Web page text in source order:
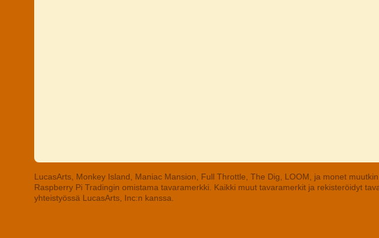
LucasArts, Monkey Island, Maniac Mansion, Full Throttle, The Dig, LOOM, ja monet
Raspberry Pi Tradingin omistama tavaramerkki. Kaikki muut tavaramerkit ja rekisteröidyt
yhteistyössä LucasArts, Inc:n kanssa.